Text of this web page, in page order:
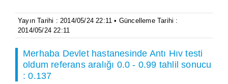
Yayın Tarihi : 2014/05/24 22:11 • Güncelleme Tarihi :
2014/05/24 22:11
Merhaba Devlet hastanesinde Antı Hıv testi
oldum referans aralığı 0.0 - 0.99 tahlil sonucu
: 0.137